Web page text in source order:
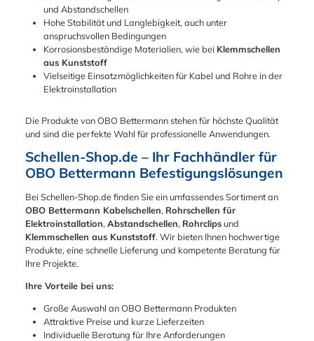
und Abstandschellen
Hohe Stabilität und Langlebigkeit, auch unter
anspruchsvollen Bedingungen
Korrosionsbeständige Materialien, wie bei Klemmschellen
aus Kunststoff
Vielseitige Einsatzmöglichkeiten für Kabel und Rohre in der
Elektroinstallation
Die Produkte von OBO Bettermann stehen für höchste Qualität
und sind die perfekte Wahl für professionelle Anwendungen.
Schellen-Shop.de – Ihr Fachhändler für
OBO Bettermann Befestigungslösungen
Bei Schellen-Shop.de finden Sie ein umfassendes Sortiment an
OBO Bettermann Kabelschellen, Rohrschellen für
Elektroinstallation, Abstandschellen, Rohrclips und
Klemmschellen aus Kunststoff. Wir bieten Ihnen hochwertige
Produkte, eine schnelle Lieferung und kompetente Beratung für
Ihre Projekte.
Ihre Vorteile bei uns:
Große Auswahl an OBO Bettermann Produkten
Attraktive Preise und kurze Lieferzeiten
Individuelle Beratung für Ihre Anforderungen